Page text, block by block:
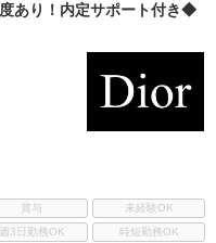
あり！内定サポート付き◆
賞与
未経験OK
週3日勤務OK
時短勤務OK